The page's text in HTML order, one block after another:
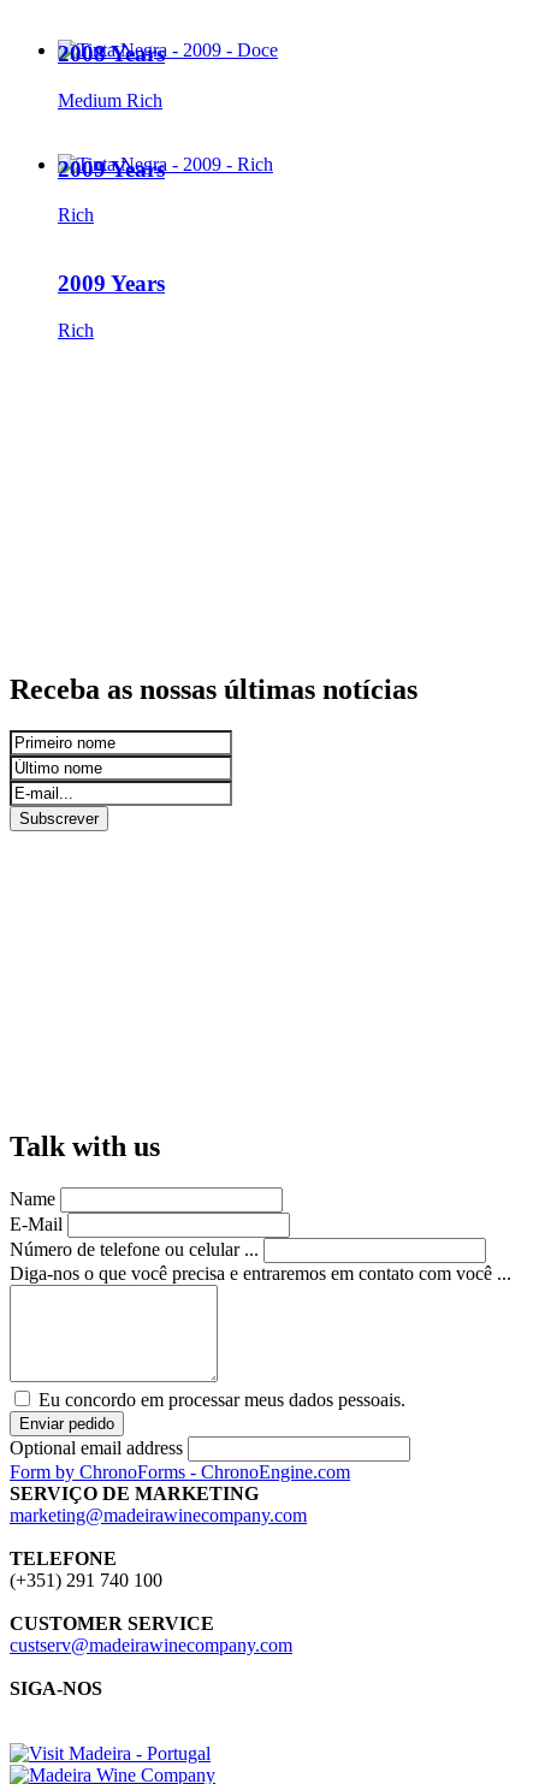
2008 Years
Medium Rich
2009 Years
Rich
2009 Years
Rich
Receba as nossas últimas notícias
Subscrever
Talk with us
Name
E-Mail
Número de telefone ou celular ...
Diga-nos o que você precisa e entraremos em contato com você ...
Eu concordo em processar meus dados pessoais.
Enviar pedido
Optional email address
Form by ChronoForms - ChronoEngine.com
SERVIÇO DE MARKETING
marketing@madeirawinecompany.com
TELEFONE
(+351) 291 740 100
CUSTOMER SERVICE
custserv@madeirawinecompany.com
SIGA-NOS